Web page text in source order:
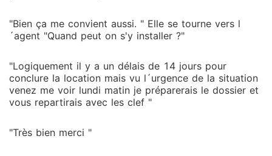
"Bien ça me convient aussi. " Elle se tourne vers l
´agent "Quand peut on s'y installer ?"
"Logiquement il y a un délais de 14 jours pour
conclure la location mais vu l´urgence de la situation
venez me voir lundi matin je préparerais le dossier et
vous repartirais avec les clef "
"Très bien merci "